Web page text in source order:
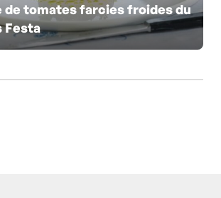
de tomates farcies froides du
Festa